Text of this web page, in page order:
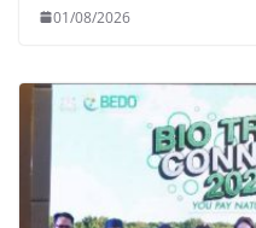
01/08/2026